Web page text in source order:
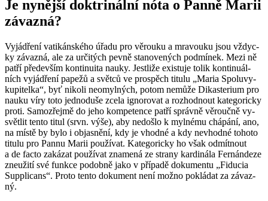
Je ny­něj­ší dok­tri­nál­ní nóta o Panně Marii
zá­vazná?
Vy­já­d­ře­ní va­ti­kán­ské­ho úřadu pro vě­rou­ku a mra­vou­ku jsou vždyc­
ky zá­vazná, ale za ur­či­tých pevně sta­no­ve­ných pod­mí­nek. Mezi ně
patří pře­de­vším kon­ti­nu­i­ta nauky. Jestli­že exis­tu­je tolik kon­ti­nu­ál­
ních vy­já­d­ře­ní pa­pe­žů a svět­ců ve pro­spěch ti­tu­lu „Maria Spo­lu­vy­
ku­pi­tel­ka“, byť ni­ko­li ne­o­myl­ných, potom ne­mů­že Di­kas­te­ri­um pro
nauku víry toto jed­no­du­še zcela ig­no­ro­vat a roz­hod­nout ka­te­go­ric­ky
proti. Sa­mo­zřej­mě do jeho kom­pe­ten­ce patří správ­ně vě­rouč­ně vy­
svět­lit tento titul (srvn. výše), aby ne­do­šlo k myl­né­mu chá­pá­ní, ano,
na místě by bylo i ob­jas­ně­ní, kdy je vhod­né a kdy ne­vhod­né to­ho­to
ti­tu­lu pro Pannu Marii po­u­ží­vat. Ka­te­go­ric­ky ho však od­mít­nout
a de facto za­ká­zat po­u­ží­vat zna­me­ná ze stra­ny kar­di­ná­la Fer­nán­de­ze
zne­u­ži­tí své funk­ce po­dob­ně jako v pří­pa­dě do­ku­men­tu „Fi­du­cia
Sup­pli­cans“. Proto tento do­ku­ment není možno po­klá­dat za zá­vaz­
ný.